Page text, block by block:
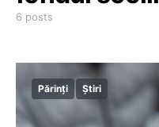
6 posts
Părinți Știri